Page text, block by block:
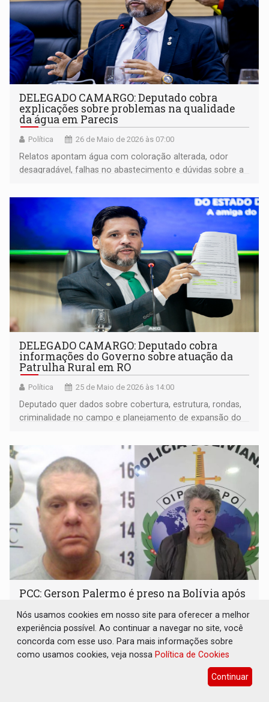
DELEGADO CAMARGO: Deputado cobra
explicações sobre problemas na qualidade
da água em Parecis
Política 26 de Maio de 2026 às 07:00
Relatos apontam água com coloração alterada, odor
desagradável, falhas no abastecimento e dúvidas sobre a
DELEGADO CAMARGO: Deputado cobra
informações do Governo sobre atuação da
Patrulha Rural em RO
Política 25 de Maio de 2026 às 14:00
Deputado quer dados sobre cobertura, estrutura, rondas,
criminalidade no campo e planejamento de expansão do
PCC: Gerson Palermo é preso na Bolívia após
Brasil e Mundo 26 de Maio de 2026 às 14:11
Apontado como um dos chefes da facção, ele foi
capturado em operação internacional após fuga
registrada em 2020 quando estava em prisão domiciliar
Nós usamos cookies em nosso site para oferecer a melhor
experiência possível. Ao continuar a navegar no site, você
concorda com esse uso. Para mais informações sobre
como usamos cookies, veja nossa Política de Cookies
Continuar